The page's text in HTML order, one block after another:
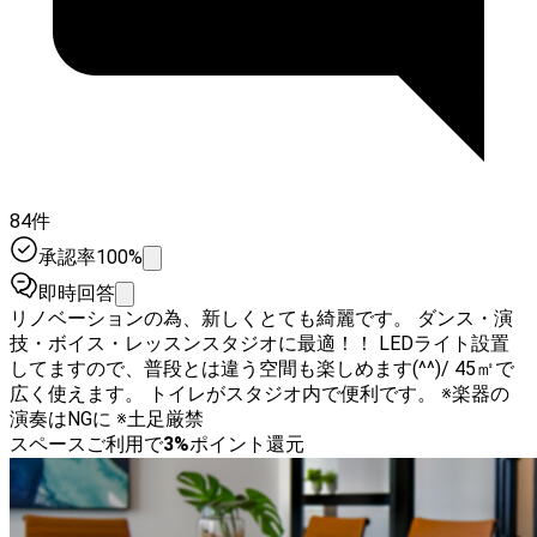
84件
承認率100%
即時回答
リノベーションの為、新しくとても綺麗です。 ダンス・演
技・ボイス・レッスンスタジオに最適！！ LEDライト設置
してますので、普段とは違う空間も楽しめます(^^)/ 45㎡で
広く使えます。 トイレがスタジオ内で便利です。 ※楽器の
演奏はNGに ※土足厳禁
スペースご利用で3%ポイント還元